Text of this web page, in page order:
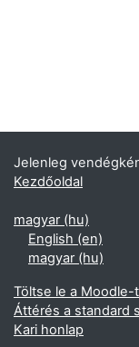
Jelenleg
Kezdőoldal
magyar ‎(hu)‎
English ‎(en)‎
magyar ‎(hu)‎
Töltse le a Moodle-
Áttérés a standard
Kari honlap